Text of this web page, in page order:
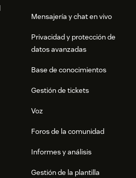
Mensajería y chat en vivo
Privacidad y protección de
datos avanzadas
Base de conocimientos
Gestión de tickets
Voz
Foros de la comunidad
Informes y análisis
Gestión de la plantilla